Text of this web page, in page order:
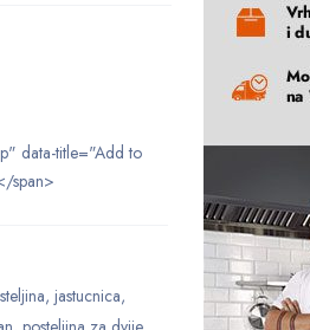
data-title="Add to
span>
, jastucnica,